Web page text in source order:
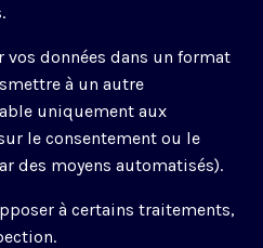
vos données dans un format
à un autre
uniquement aux
le consentement ou le
des moyens automatisés).
à certains traitements,